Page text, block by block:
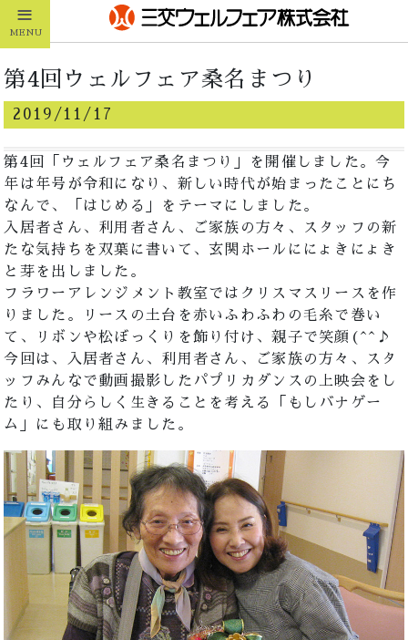
≡
MENU
第4回ウェルフェア桑名まつり
2019/11/17
第4回「ウェルフェア桑名まつり」を開催しました。今
年は年号が令和になり、新しい時代が始まったことにち
なんで、「はじめる」をテーマにしました。
入居者さん、利用者さん、ご家族の方々、スタッフの新
たな気持ちを双葉に書いて、玄関ホールににょきにょき
と芽を出しました。
フラワーアレンジメント教室ではクリスマスリースを作
りました。リースの土台を赤いふわふわの毛糸で巻い
て、リボンや松ぼっくりを飾り付け、親子で笑顔(^^♪
今回は、入居者さん、利用者さん、ご家族の方々、スタ
ッフみんなで動画撮影したパプリカダンスの上映会をし
たり、自分らしく生きることを考える「もしバナゲー
ム」にも取り組みました。